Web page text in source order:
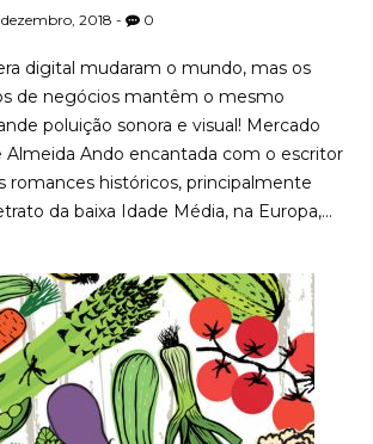
dezembro, 2018 - 0
digital mudaram o mundo, mas os
de negócios mantêm o mesmo
poluição sonora e visual! Mercado
Almeida Ando encantada com o escritor
romances históricos, principalmente
da baixa Idade Média, na Europa,...